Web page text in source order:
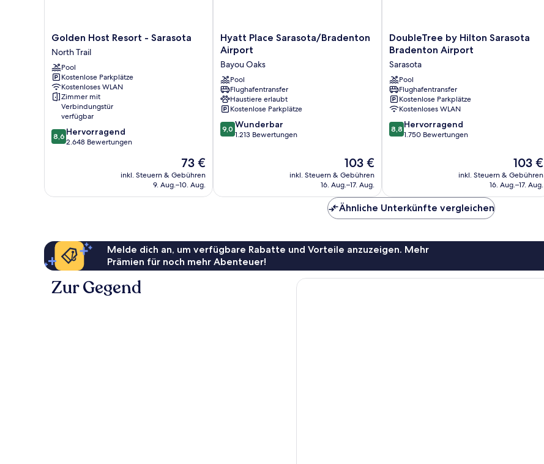
Golden
Host
Resort
-
Sarasota
North
Trail
Golden Host Resort - Sarasota
North Trail
Pool
Kostenlose Parkplätze
Kostenloses WLAN
Zimmer mit
Verbindungstür
verfügbar
8.6
von
8,6 Hervorragend
2.648 Bewertungen
Der
Preis
beträgt
73 €
inkl. Steuern & Gebühren
9. Aug.–10. Aug.
Hyatt
Place
Sarasota/Bradenton
Airport
Bayou
Oaks
Hyatt Place Sarasota/Bradenton
Airport
Bayou Oaks
Pool
Flughafentransfer
Haustiere erlaubt
Kostenlose Parkplätze
9.0
von
9,0 Wunderbar
1.213 Bewertungen
Der
Preis
beträgt
103 €
inkl. Steuern & Gebühren
16. Aug.–17. Aug.
DoubleTree
by
Sarasota
Bradenton
Airport
Sarasota
DoubleTree by Hilton Sarasota
Bradenton Airport
Sarasota
Pool
Flughafentransfer
Kostenlose Parkplätze
Kostenloses WLAN
8.8
von
8,8 Hervorragend
1.750 Bewertungen
Der
Preis
beträgt
103 €
inkl. Steuern & Gebühren
16. Aug.–17. Aug.
Ähnliche Unterkünfte vergleichen
Melde dich an, um verfügbare Rabatte und Vorteile anzuzeigen. Mehr
Prämien für noch mehr Abenteuer!
Zur Gegend